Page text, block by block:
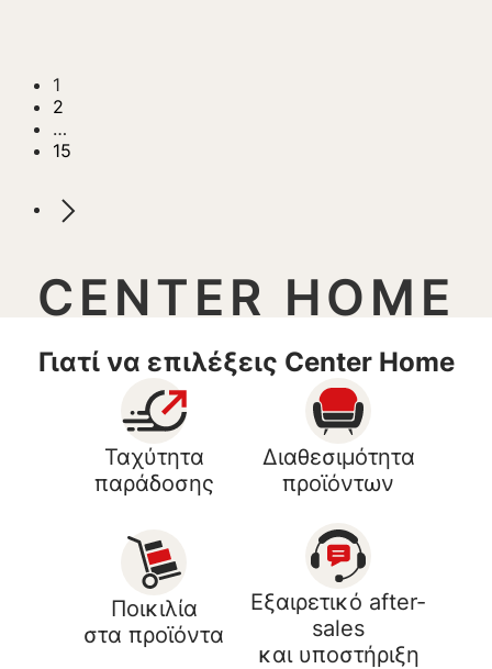
1
2
…
15
CENTER HOME
Γιατί να επιλέξεις Center Home
Ταχύτητα
παράδοσης
Διαθεσιμότητα
προϊόντων
Ποικιλία
στα προϊόντα
Εξαιρετικό after-
sales
και υποστήριξη